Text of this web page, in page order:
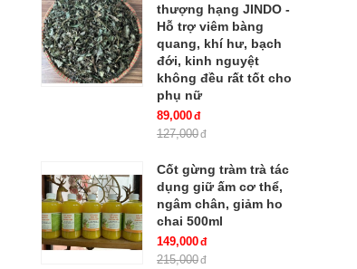
thượng hạng JINDO -
Hỗ trợ viêm bàng
quang, khí hư, bạch
đới, kinh nguyệt
không đều rất tốt cho
phụ nữ
89,000
127,000
Cốt gừng tràm trà tác
dụng giữ ấm cơ thể,
ngâm chân, giảm ho
chai 500ml
149,000
215,000